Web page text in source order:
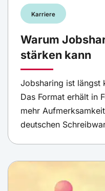
Karriere
Warum
stärken kann
Jobsharing ist längst
Das Format erhält in
mehr
deutschen